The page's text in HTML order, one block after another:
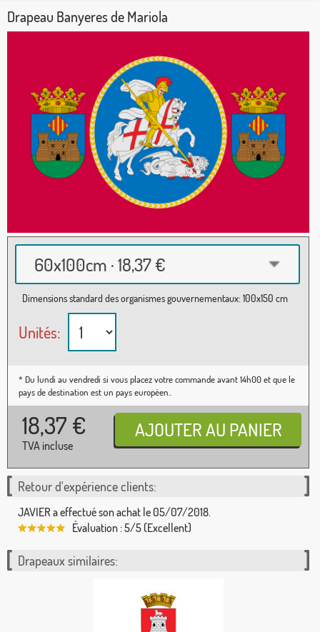
Drapeau Banyeres de Mariola
60x100cm · 18,37 €
Dimensions standard des organismes gouvernementaux: 100x150 cm
Unités:
* Du lundi au vendredi si vous placez votre commande avant 14h00 et que le
pays de destination est un pays européen..
18,37 €
TVA incluse
Retour d'expérience clients:
JAVIER a effectué son achat le 05/07/2018.
Évaluation : 5/5 (Excellent)
Drapeaux similaires: